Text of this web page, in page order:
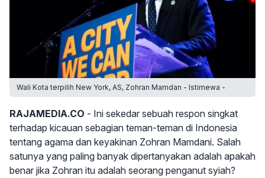
Wali Kota terpilih New York, AS, Zohran Mamdan - Istimewa -
RAJAMEDIA.CO - Ini sekedar sebuah respon singkat
terhadap kicauan sebagian teman-teman di Indonesia
tentang agama dan keyakinan Zohran Mamdani. Salah
satunya yang paling banyak dipertanyakan adalah apakah
benar jika Zohran itu adalah seorang penganut syiah?